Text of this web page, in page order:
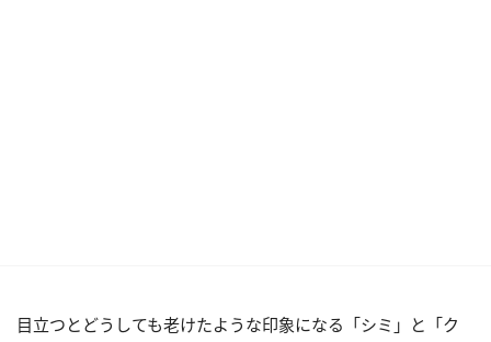
目立つとどうしても老けたような印象になる「シミ」と「ク